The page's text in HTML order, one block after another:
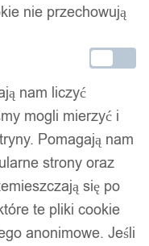
produkty
z gwarancją jakości.
nie przechowują
nam liczyć
mogli mierzyć i
Pomagają nam
strony oraz
się po
te pliki cookie
anonimowe. Jeśli